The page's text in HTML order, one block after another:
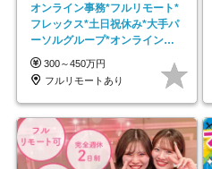
オンライン事務*フルリモート*
フレックス*土日祝休み*大手パ
ーソルグループ*オンライン面
接*30～40代活躍中
300～450万円
フルリモートあり